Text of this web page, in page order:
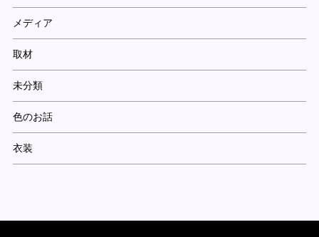
メディア
取材
未分類
色のお話
衣装